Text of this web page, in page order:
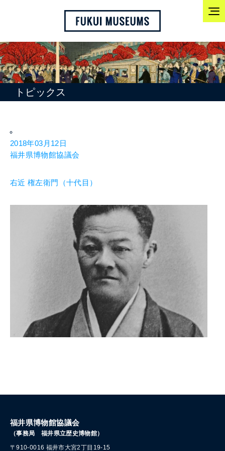
トピックス
2018年03月12日
福井県博物館協議会
右近 権左衛門（十代目）
福井県博物館協議会
（事務局 福井県立歴史博物館）
〒910-0016 福井市大宮2丁目19-15